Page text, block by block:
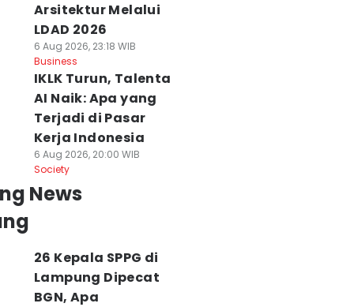
Arsitektur Melalui
LDAD 2026
6 Aug 2026, 23:18 WIB
Business
IKLK Turun, Talenta
AI Naik: Apa yang
Terjadi di Pasar
Kerja Indonesia
6 Aug 2026, 20:00 WIB
Society
News
26 Kepala SPPG di
Lampung Dipecat
BGN, Apa